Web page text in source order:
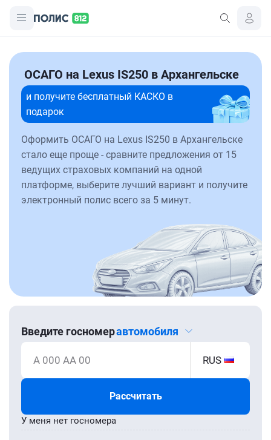
ОСАГО на Lexus IS250 в Архангельске
и получите бесплатный КАСКО в
подарок
Оформить ОСАГО на Lexus IS250 в Архангельске
стало еще проще - сравните предложения от 15
ведущих страховых компаний на одной
платформе, выберите лучший вариант и получите
электронный полис всего за 5 минут.
Введите госномеравтомобиля
А 000 АА 00 RUS
Рассчитать
У меня нет госномера